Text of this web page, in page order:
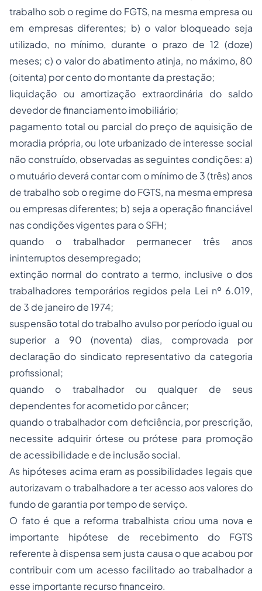
trabalho sob o regime do FGTS, na mesma empresa ou
em empresas diferentes; b) o valor bloqueado seja
utilizado, no mínimo, durante o prazo de 12 (doze)
meses; c) o valor do abatimento atinja, no máximo, 80
(oitenta) por cento do montante da prestação;
liquidação ou amortização extraordinária do saldo
devedor de financiamento imobiliário;
pagamento total ou parcial do preço de aquisição de
moradia própria, ou lote urbanizado de interesse social
não construído, observadas as seguintes condições: a)
o mutuário deverá contar com o mínimo de 3 (três) anos
de trabalho sob o regime do FGTS, na mesma empresa
ou empresas diferentes; b) seja a operação financiável
nas condições vigentes para o SFH;
quando o trabalhador permanecer três anos
ininterruptos desempregado;
extinção normal do contrato a termo, inclusive o dos
trabalhadores temporários regidos pela Lei nº 6.019,
de 3 de janeiro de 1974;
suspensão total do trabalho avulso por período igual ou
superior a 90 (noventa) dias, comprovada por
declaração do sindicato representativo da categoria
profissional;
quando o trabalhador ou qualquer de seus
dependentes for acometido por câncer;
quando o trabalhador com deficiência, por prescrição,
necessite adquirir órtese ou prótese para promoção
de acessibilidade e de inclusão social.
As hipóteses acima eram as possibilidades legais que
autorizavam o trabalhadore a ter acesso aos valores do
fundo de garantia por tempo de serviço.
O fato é que a reforma trabalhista criou uma nova e
importante hipótese de recebimento do FGTS
referente à dispensa sem justa causa o que acabou por
contribuir com um acesso facilitado ao trabalhador a
esse importante recurso financeiro.